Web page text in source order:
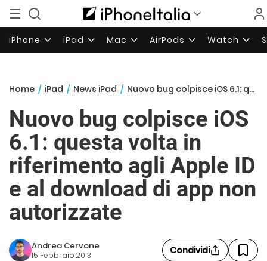
iPhone iPad Mac AirPods Watch
Home / iPad / News iPad / Nuovo bug colpisce iOS 6.1: questa volta in riferimento agli Apple ID e al download di app non autorizzate
Nuovo bug colpisce iOS
6.1: questa volta in
riferimento agli Apple ID
e al download di app non
autorizzate
Andrea Cervone
15 Febbraio 2013 Condividi